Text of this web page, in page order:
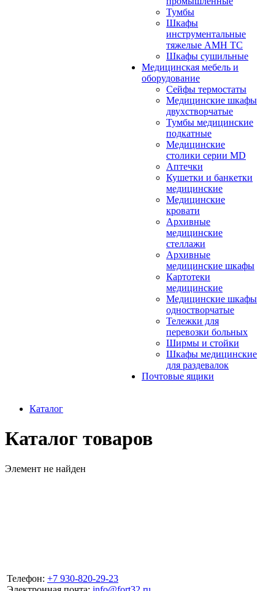
Тумбы
Шкафы
инструментальные
тяжелые АМН ТС
Шкафы сушильные
Медицинская мебель и
оборудование
Сейфы термостаты
Медицинские шкафы
двухстворчатые
Тумбы медицинские
подкатные
Медицинские
столики серии MD
Аптечки
Кушетки и банкетки
медицинские
Медицинские
кровати
Архивные
медицинские
стеллажи
Архивные
медицинские шкафы
Картотеки
медицинские
Медицинские шкафы
одностворчатые
Тележки для
перевозки больных
Ширмы и стойки
Шкафы медицинские
для раздевалок
Почтовые ящики
Каталог
Каталог товаров
Элемент не найден
Телефон: +7 930-820-29-23